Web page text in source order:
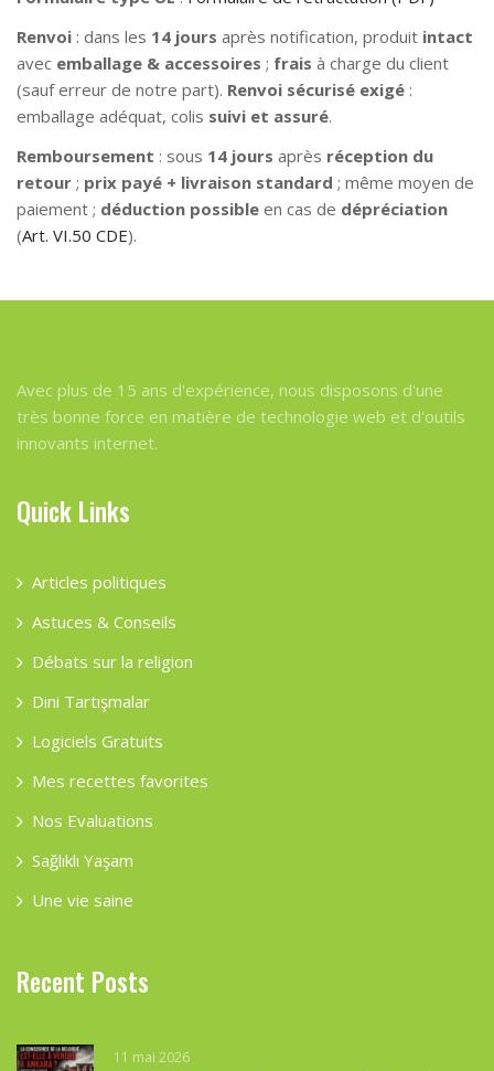
Renvoi : dans les 14 jours après notification, produit intact
avec emballage & accessoires ; frais à charge du client
(sauf erreur de notre part). Renvoi sécurisé exigé :
emballage adéquat, colis suivi et assuré.
Remboursement : sous 14 jours après réception du
retour ; prix payé + livraison standard ; même moyen de
paiement ; déduction possible en cas de dépréciation
(Art. VI.50 CDE).
Avec plus de 15 ans d'expérience, nous disposons d'une
très bonne force en matière de technologie web et d'outils
innovants internet.
Quick Links
Articles politiques
Astuces & Conseils
Débats sur la religion
Dini Tartışmalar
Logiciels Gratuits
Mes recettes favorites
Nos Evaluations
Sağlıklı Yaşam
Une vie saine
Recent Posts
11 mai 2026